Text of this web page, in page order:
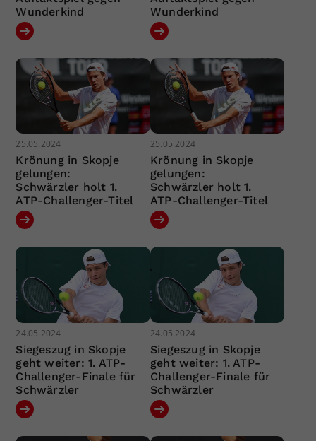
Wunderkind
Wunderkind
25.05.2024
Krönung in Skopje
gelungen:
Schwärzler holt 1.
ATP-Challenger-Titel
25.05.2024
Krönung in Skopje
gelungen:
Schwärzler holt 1.
ATP-Challenger-Titel
24.05.2024
Siegeszug in Skopje
geht weiter: 1. ATP-
Challenger-Finale für
Schwärzler
24.05.2024
Siegeszug in Skopje
geht weiter: 1. ATP-
Challenger-Finale für
Schwärzler